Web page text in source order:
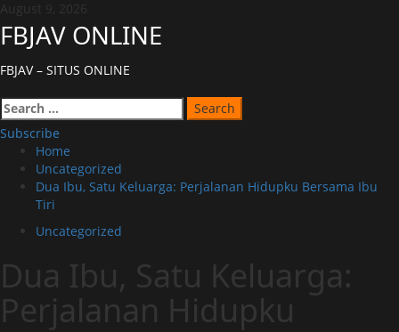
Skip
to
content
August 9, 2026
FBJAV ONLINE
FBJAV – SITUS ONLINE
Primary
Menu
Search
for:
Subscribe
Home
Uncategorized
Dua Ibu, Satu Keluarga: Perjalanan Hidupku Bersama Ibu
Tiri
Uncategorized
Dua Ibu, Satu Keluarga:
Perjalanan Hidupku